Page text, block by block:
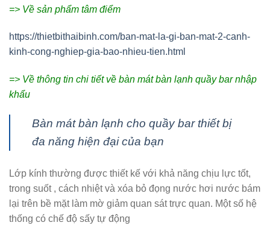
=> Về sản phẩm tâm điểm
https://thietbithaibinh.com/ban-mat-la-gi-ban-mat-2-canh-
kinh-cong-nghiep-gia-bao-nhieu-tien.html
=> Về thông tin chi tiết về bàn mát bàn lạnh quầy bar nhập
khẩu
Bàn mát bàn lạnh cho quầy bar thiết bị
đa năng hiện đại của bạn
Lớp kính thường được thiết kế với khả năng chịu lực tốt,
trong suốt , cách nhiệt và xóa bỏ đọng nước hơi nước bám
lại trên bề mặt làm mờ giảm quan sát trực quan. Một số hệ
thống có chế độ sấy tự động